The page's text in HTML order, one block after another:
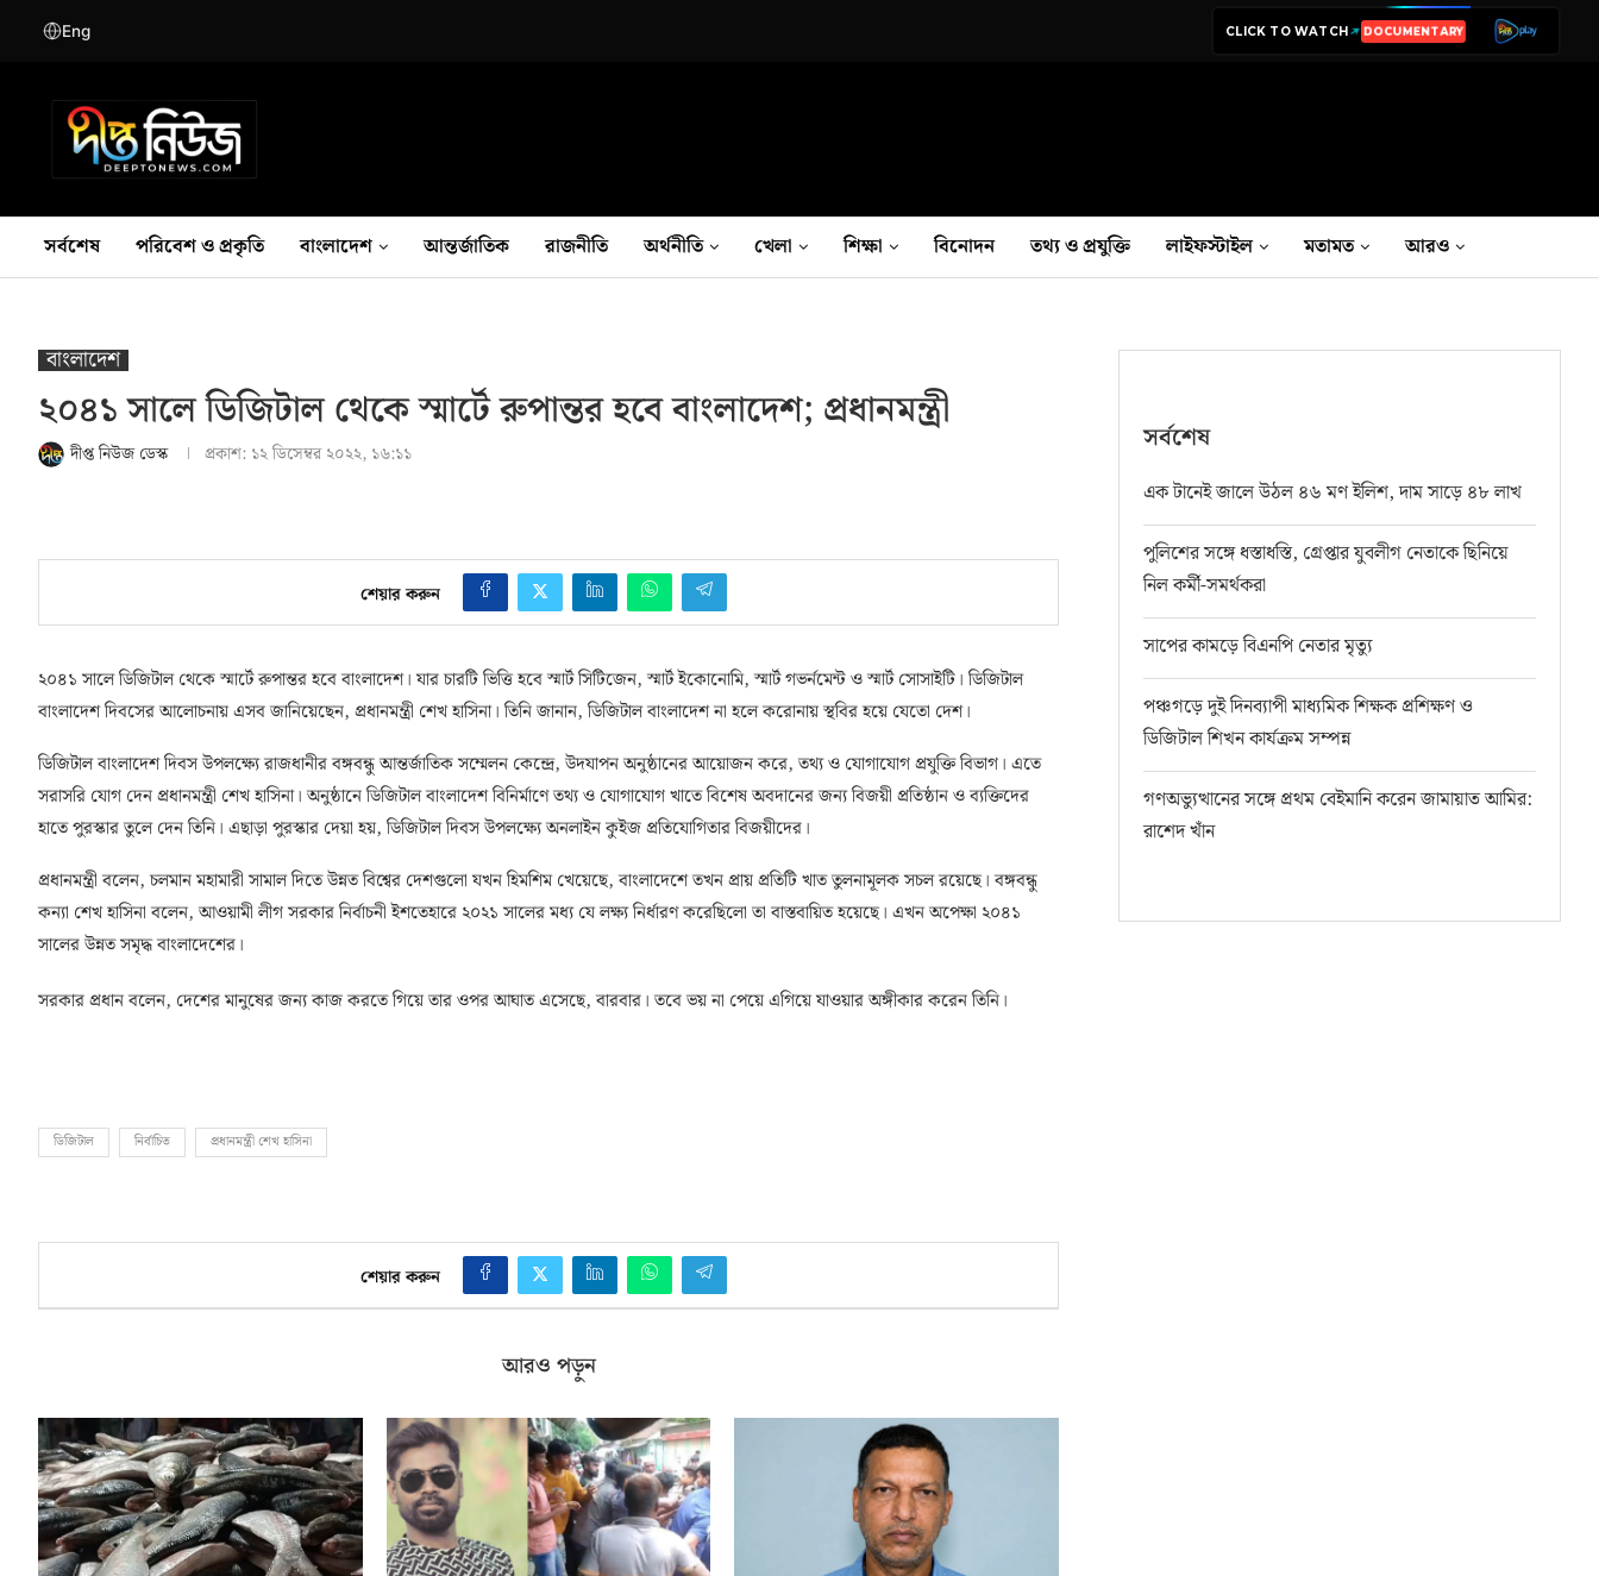
Eng CLICK TO WATCH DOCUMENTARY
LIVE TV
সর্বশেষ পরিবেশ ও প্রকৃতি বাংলাদেশ আন্তর্জাতিক রাজনীতি অর্থনীতি খেলা শিক্ষা বিনোদন তথ‍্য ও প্রযুক্তি লাইফস্টাইল মতামত আরও
বাংলাদেশ
২০৪১ সালে ডিজিটাল থেকে স্মার্টে রুপান্তর হবে বাংলাদেশ; প্রধানমন্ত্রী
দীপ্ত নিউজ ডেস্ক প্রকাশ: ১২ ডিসেম্বর ২০২২, ১৬:১১
শেয়ার করুন
২০৪১ সালে ডিজিটাল থেকে স্মার্টে রুপান্তর হবে বাংলাদেশ। যার চারটি ভিত্তি হবে স্মার্ট সিটিজেন, স্মার্ট ইকোনোমি, স্মার্ট গভর্নমেন্ট ও স্মার্ট সোসাইটি। ডিজিটাল
বাংলাদেশ দিবসের আলোচনায় এসব জানিয়েছেন, প্রধানমন্ত্রী শেখ হাসিনা। তিনি জানান, ডিজিটাল বাংলাদেশ না হলে করোনায় স্থবির হয়ে যেতো দেশ।
ডিজিটাল বাংলাদেশ দিবস উপলক্ষ্যে রাজধানীর বঙ্গবন্ধু আন্তর্জাতিক সম্মেলন কেন্দ্রে, উদযাপন অনুষ্ঠানের আয়োজন করে, তথ্য ও যোগাযোগ প্রযুক্তি বিভাগ। এতে
সরাসরি যোগ দেন প্রধানমন্ত্রী শেখ হাসিনা। অনুষ্ঠানে ডিজিটাল বাংলাদেশ বিনির্মাণে তথ্য ও যোগাযোগ খাতে বিশেষ অবদানের জন্য বিজয়ী প্রতিষ্ঠান ও ব্যক্তিদের
হাতে পুরস্কার তুলে দেন তিনি। এছাড়া পুরস্কার দেয়া হয়, ডিজিটাল দিবস উপলক্ষ্যে অনলাইন কুইজ প্রতিযোগিতার বিজয়ীদের।
প্রধানমন্ত্রী বলেন, চলমান মহামারী সামাল দিতে উন্নত বিশ্বের দেশগুলো যখন হিমশিম খেয়েছে, বাংলাদেশে তখন প্রায় প্রতিটি খাত তুলনামূলক সচল রয়েছে। বঙ্গবন্ধু
কন্যা শেখ হাসিনা বলেন, আওয়ামী লীগ সরকার নির্বাচনী ইশতেহারে ২০২১ সালের মধ্য যে লক্ষ্য নির্ধারণ করেছিলো তা বাস্তবায়িত হয়েছে। এখন অপেক্ষা ২০৪১
সালের উন্নত সমৃদ্ধ বাংলাদেশের।
সরকার প্রধান বলেন, দেশের মানুষের জন্য কাজ করতে গিয়ে তার ওপর আঘাত এসেছে, বারবার। তবে ভয় না পেয়ে এগিয়ে যাওয়ার অঙ্গীকার করেন তিনি।
ডিজিটাল নির্বাচিত প্রধানমন্ত্রী শেখ হাসিনা
শেয়ার করুন
আরও পড়ুন
সর্বশেষ
এক টানেই জালে উঠল ৪৬ মণ ইলিশ, দাম সাড়ে ৪৮ লাখ
পুলিশের সঙ্গে ধস্তাধস্তি, গ্রেপ্তার যুবলীগ নেতাকে ছিনিয়ে
নিল কর্মী-সমর্থকরা
সাপের কামড়ে বিএনপি নেতার মৃত্যু
পঞ্চগড়ে দুই দিনব্যাপী মাধ্যমিক শিক্ষক প্রশিক্ষণ ও
ডিজিটাল শিখন কার্যক্রম সম্পন্ন
গণঅভ্যুত্থানের সঙ্গে প্রথম বেইমানি করেন জামায়াত আমির:
রাশেদ খাঁন